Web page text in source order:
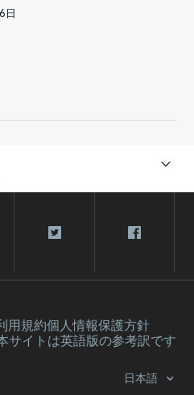
日
⽤規約個人情報保護方針
サイトは英語版の参考訳です
日本語